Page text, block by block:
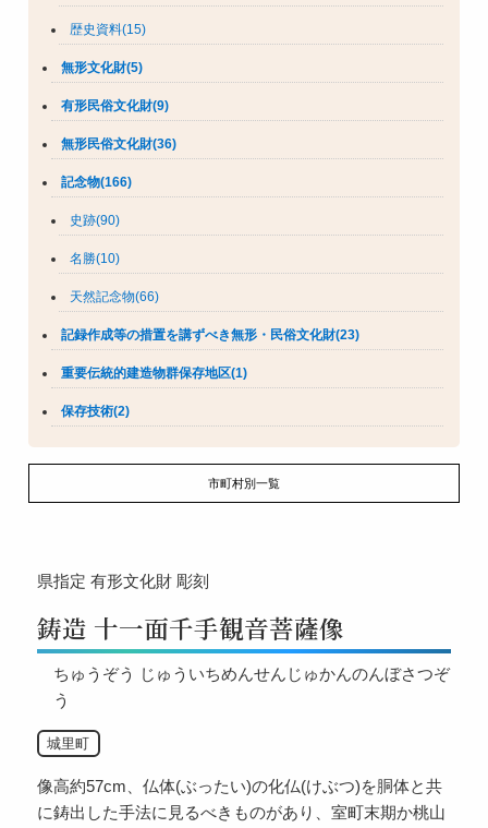
歴史資料(15)
無形文化財(5)
有形民俗文化財(9)
無形民俗文化財(36)
記念物(166)
史跡(90)
名勝(10)
天然記念物(66)
記録作成等の措置を講ずべき無形・民俗文化財(23)
重要伝統的建造物群保存地区(1)
保存技術(2)
市町村別一覧
県指定 有形文化財 彫刻
鋳造 十一面千手観音菩薩像
ちゅうぞう じゅういちめんせんじゅかんのんぼさつぞ
う
城里町
像高約57cm、仏体(ぶったい)の化仏(けぶつ)を胴体と共
に鋳出した手法に見るべきものがあり、室町末期か桃山